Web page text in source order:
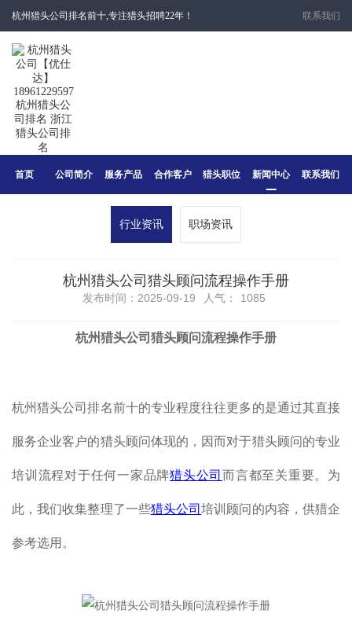
杭州猎头公司排名前十,专注猎头招聘22年！ 联系我们
首页 公司简介 服务产品 合作客户 猎头职位 新闻中心 联系我们
行业资讯 职场资讯
杭州猎头公司猎头顾问流程操作手册
发布时间：2025-09-19 人气： 1085
杭州猎头公司猎头顾问流程操作手册
杭州猎头公司排名前十的专业程度往往更多的是通过其直接
服务企业客户的猎头顾问体现的，因而对于猎头顾问的专业
培训流程对于任何一家品牌猎头公司 而言都至关重要。为
此，我们收集整理了一些猎头公司培训顾问的内容，供猎企
参考选用。